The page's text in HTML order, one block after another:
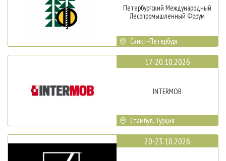
Петербургский Международный
Лесопромышленный Форум
Санкт-Петербург
17-20.10.2026
INTERMOB
Стамбул, Турция
20-23.10.2026